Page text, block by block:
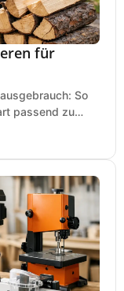
für
So
passend zu